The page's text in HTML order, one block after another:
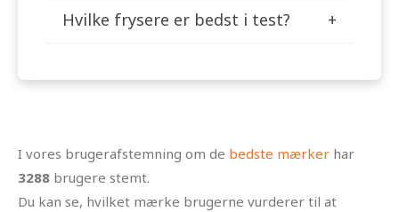
Hvilke frysere er bedst i test?
I vores brugerafstemning om de bedste mærker har
3288 brugere stemt.
Du kan se, hvilket mærke brugerne vurderer til at